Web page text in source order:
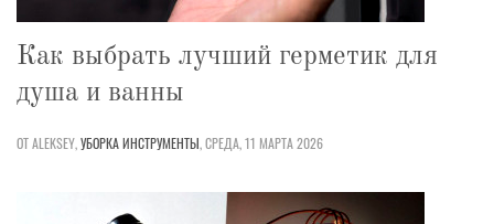
Как выбрать лучший герметик для
душа и ванны
ОТ ALEKSEY,УБОРКАИНСТРУМЕНТЫ,СРЕДА, 11 МАРТА 2026